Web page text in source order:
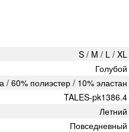
S / M / L / XL
Голубой
/ 60% полиэстер / 10% эластан
TALES-pk1386.4
Летний
Повседневный